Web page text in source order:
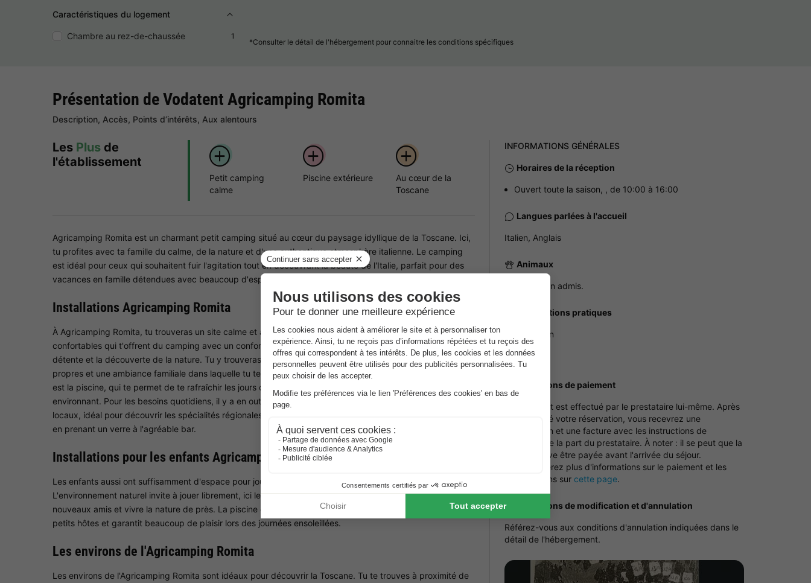
Caractéristiques du logement
Chambre au rez-de-chaussée 1
*Consulter le détail de l'hébergement pour connaitre les conditions spécifiques
Présentation de Vodatent Agricamping Romita
Description, Accès, Points d’intérêts, Aux alentours
Les Plus de
l'établissement
Petit camping
calme
Piscine extérieure
Au cœur de la
Toscane
Agricamping Romita est un charmant petit camping situé au cœur du paysage idyllique de la Toscane. Ici,
tu profites avec ta famille du calme, de la nature et d'une authentique atmosphère italienne. Le camping
est idéal pour ceux qui souhaitent fuir l'agitation tout en découvrant la beauté de l'Italie, parfait pour des
vacances en famille détendues avec beaucoup d'espace pour les enfants.
Installations Agricamping Romita
À Agricamping Romita, tu trouveras un site calme et à taille humaine avec des hébergements glamping
confortables qui t'offrent du camping avec un confort supplémentaire. Le camping met l'accent sur la
détente et la découverte de la nature. Tu y trouveras des installations de base comme des sanitaires
propres et une ambiance familiale dans laquelle tu te sentiras immédiatement à l'aise. L'un des points forts
est la piscine, qui te permet de te rafraîchir les jours chauds et t'offre une vue magnifique sur le paysage
environnant. Pour les besoins quotidiens, il y a en outre un petit magasin de camping avec des produits
locaux, idéal pour découvrir les spécialités régionales. Tu peux terminer la journée en toute décontraction
en prenant un verre à l'agréable bar.
Installations pour les enfants Agricamping Romita
Les enfants aussi ont suffisamment d'espace pour jouer et découvrir à l'Agricamping Romita.
L'environnement naturel invite à jouer librement, ici les enfants peuvent être dehors sans souci, se faire de
nouveaux amis et vivre la nature de près. La piscine est également un lieu de rencontre apprécié des
petits hôtes et garantit beaucoup de plaisir lors des journées ensoleillées.
Les environs de l'Agricamping Romita
Les environs de l'Agricamping Romita sont idéaux pour découvrir la Toscane. Tu te trouves à proximité de
INFORMATIONS GÉNÉRALES
Horaires de la réception
Ouvert toute la saison, , de 10:00 à 16:00
Langues parlées à l'accueil
Italien, Anglais
Animaux
Animaux non admis.
Informations pratiques
Réception
Terrasse
NRA :
Conditions de paiement
Le paiement est effectué par le prestataire lui-même. Après
avoir finalisé votre réservation, vous recevrez une
confirmation et une facture avec les instructions de
paiement de la part du prestataire. À noter : il se peut que la
caution doive être payée avant l'arrivée du séjour.
Vous trouverez plus d'informations sur le paiement et les
modifications surcette page.
Conditions de modification et d'annulation
Référez-vous aux conditions d'annulation indiquées dans le
détail de l'hébergement.